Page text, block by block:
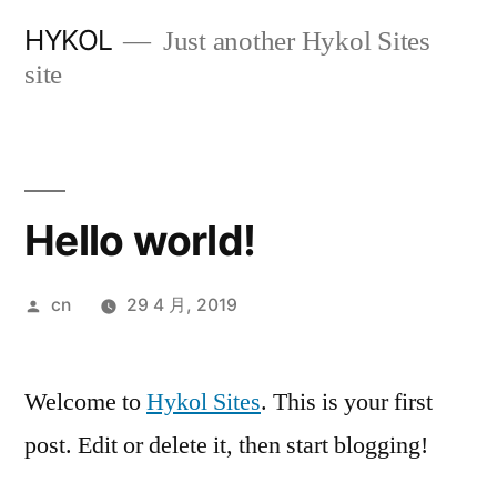
HYKOL
Just another Hykol Sites
site
Hello world!
发
cn 29 4 月, 2019
Welcome toHykol Sites. This is your first
post. Edit or delete it, then start blogging!